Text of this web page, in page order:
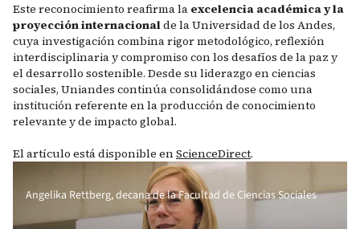
Este reconocimiento reafirma la excelencia académica y la
proyección internacionalde la Universidad de los Andes,
cuya investigación combina rigor metodológico, reflexión
interdisciplinaria y compromiso con los desafíos de la paz y
el desarrollo sostenible. Desde su liderazgo en ciencias
sociales, Uniandes continúa consolidándose como una
institución referente en la producción de conocimiento
relevante y de impacto global.
El artículo está disponible enScienceDirect.
Angelika Rettberg, decana de la Facultad de Ciencias Sociales